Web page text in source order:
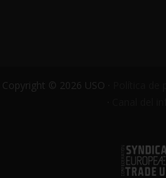
Copyright © 2026 USO ·